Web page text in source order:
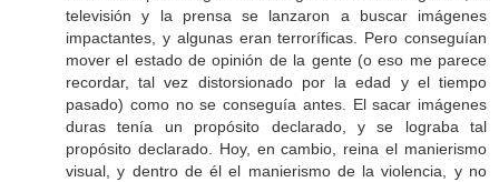
televisión y la prensa se lanzaron a buscar imágenes
impactantes, y algunas eran terroríficas. Pero conseguían
mover el estado de opinión de la gente (o eso me parece
recordar, tal vez distorsionado por la edad y el tiempo
pasado) como no se conseguía antes. El sacar imágenes
duras tenía un propósito declarado, y se lograba tal
propósito declarado. Hoy, en cambio, reina el manierismo
visual, y dentro de él el manierismo de la violencia, y no